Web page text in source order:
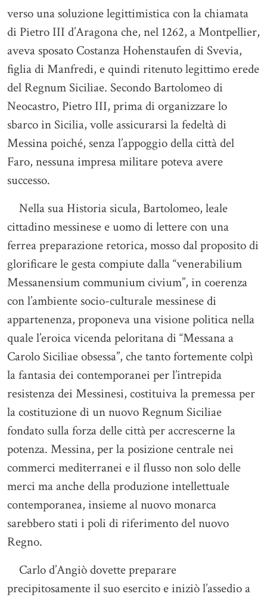
verso una soluzione legittimistica con la chiamata
di Pietro III d’Aragona che, nel 1262, a Montpellier,
aveva sposato Costanza Hohenstaufen di Svevia,
figlia di Manfredi, e quindi ritenuto legittimo erede
del Regnum Siciliae. Secondo Bartolomeo di
Neocastro, Pietro III, prima di organizzare lo
sbarco in Sicilia, volle assicurarsi la fedeltà di
Messina poiché, senza l’appoggio della città del
Faro, nessuna impresa militare poteva avere
successo.
Nella sua Historia sicula, Bartolomeo, leale
cittadino messinese e uomo di lettere con una
ferrea preparazione retorica, mosso dal proposito di
glorificare le gesta compiute dalla “venerabilium
Messanensium communium civium”, in coerenza
con l’ambiente socio-culturale messinese di
appartenenza, proponeva una visione politica nella
quale l’eroica vicenda peloritana di “Messana a
Carolo Siciliae obsessa”, che tanto fortemente colpì
la fantasia dei contemporanei per l’intrepida
resistenza dei Messinesi, costituiva la premessa per
la costituzione di un nuovo Regnum Siciliae
fondato sulla forza delle città per accrescerne la
potenza. Messina, per la posizione centrale nei
commerci mediterranei e il flusso non solo delle
merci ma anche della produzione intellettuale
contemporanea, insieme al nuovo monarca
sarebbero stati i poli di riferimento del nuovo
Regno.
Carlo d’Angiò dovette preparare
precipitosamente il suo esercito e iniziò l’assedio a